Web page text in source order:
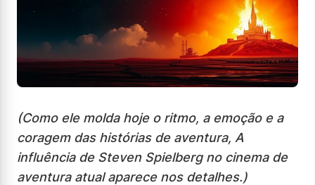
(Como ele molda hoje o ritmo, a emoção e a
coragem das histórias de aventura, A
influência de Steven Spielberg no cinema de
aventura atual aparece nos detalhes.)